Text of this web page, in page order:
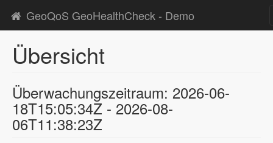
GeoQoS GeoHealthCheck - Demo
Übersicht
Überwachungszeitraum: 2026-06-
18T15:05:34Z - 2026-08-
06T11:38:23Z